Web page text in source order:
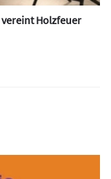
Holzfeuer